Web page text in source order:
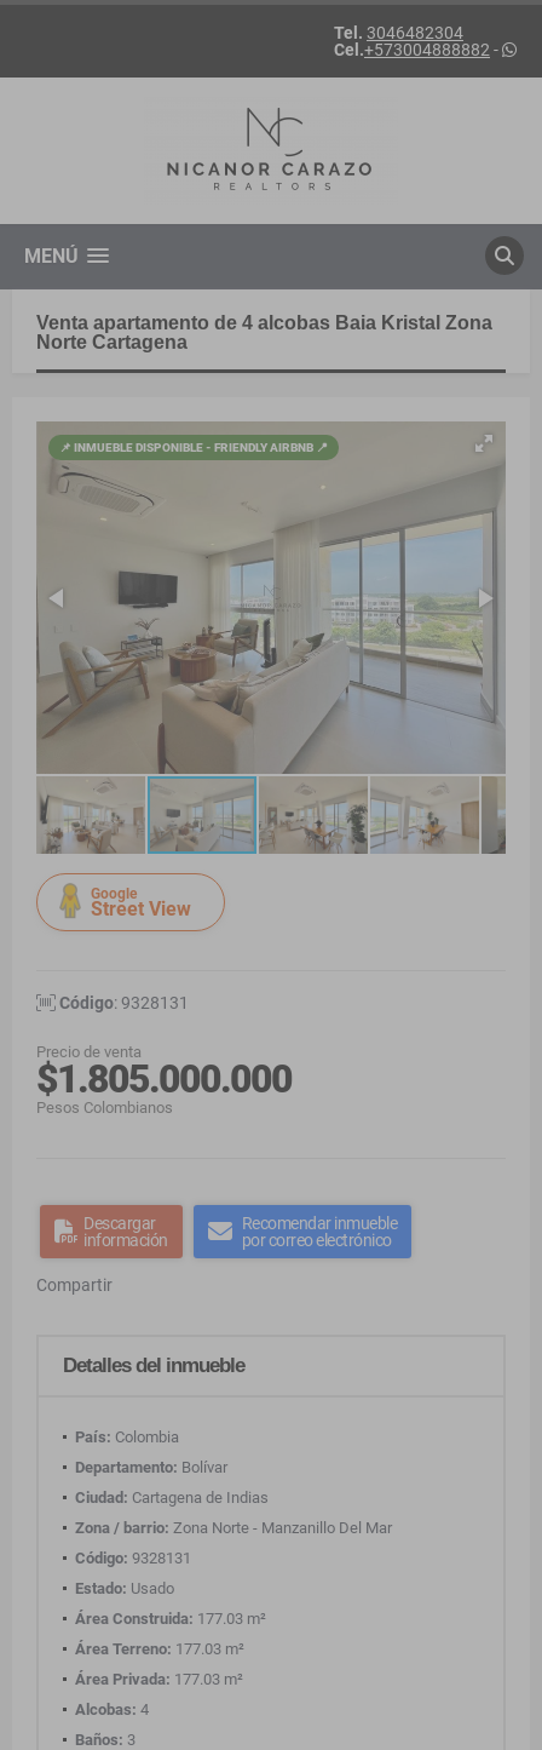
Tel. 3046482304
Cel.+573004888882 -
MENÚ
Venta apartamento de 4 alcobas Baia Kristal Zona
Norte Cartagena
📌 INMUEBLE DISPONIBLE - FRIENDLY AIRBNB 📍
Google
Street View
Código: 9328131
Precio de venta
$1.805.000.000
Pesos Colombianos
Descargar
información
Recomendar inmueble
por correo electrónico
Compartir
Detalles del inmueble
País: Colombia
Departamento: Bolívar
Ciudad: Cartagena de Indias
Zona / barrio: Zona Norte - Manzanillo Del Mar
Código: 9328131
Estado: Usado
Área Construida: 177.03 m²
Área Terreno: 177.03 m²
Área Privada: 177.03 m²
Alcobas: 4
Baños: 3